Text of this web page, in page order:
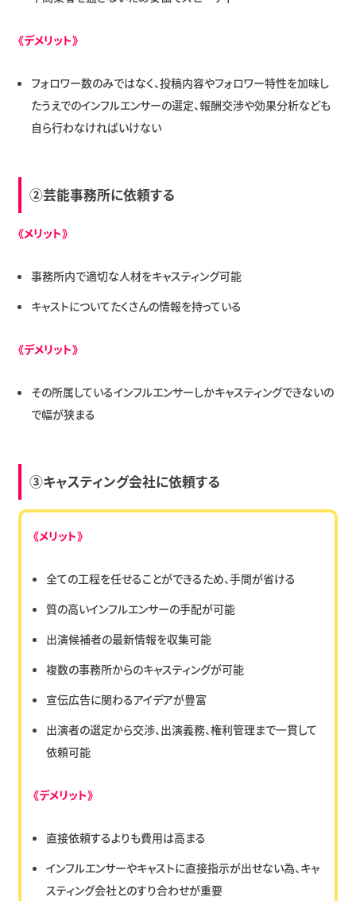
《デメリット》
フォロワー数のみではなく、投稿内容やフォロワー特性を加味し
たうえでのインフルエンサーの選定、報酬交渉や効果分析なども
自ら行わなければいけない
②芸能事務所に依頼する
《メリット》
事務所内で適切な人材をキャスティング可能
キャストについてたくさんの情報を持っている
《デメリット》
その所属しているインフルエンサーしかキャスティングできないの
で幅が狭まる
③キャスティング会社に依頼する
《メリット》
全ての工程を任せることができるため、手間が省ける
質の高いインフルエンサーの手配が可能
出演候補者の最新情報を収集可能
複数の事務所からのキャスティングが可能
宣伝広告に関わるアイデアが豊富
出演者の選定から交渉、出演義務、権利管理まで一貫して
依頼可能
《デメリット》
直接依頼するよりも費用は高まる
インフルエンサーやキャストに直接指示が出せない為、キャ
スティング会社とのすり合わせが重要